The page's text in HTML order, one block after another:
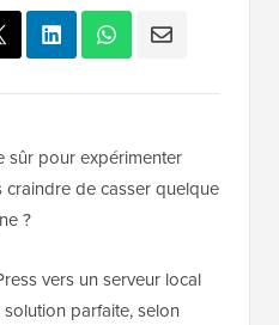
sûr pour expérimenter
craindre de casser quelque
?
vers un serveur local
parfaite, selon